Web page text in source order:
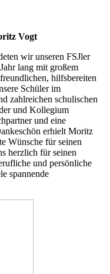
Vogt
wir unseren FSJler
lang mit großem
hilfsbereiten
Schüler im
zahlreichen schulischen
und Kollegium
und eine
erhielt Moritz
Wünsche für seinen
herzlich für seinen
und persönliche
spannende